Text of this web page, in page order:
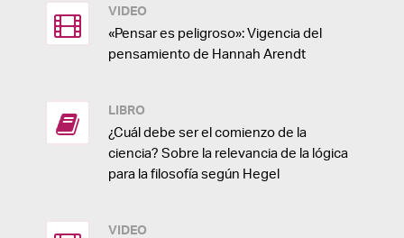
VIDEO
«Pensar es peligroso»: Vigencia del
pensamiento de Hannah Arendt
LIBRO
¿Cuál debe ser el comienzo de la
ciencia? Sobre la relevancia de la lógica
para la filosofía según Hegel
VIDEO